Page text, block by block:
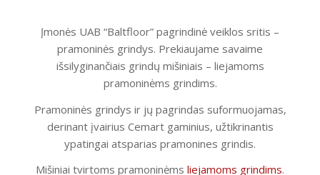
Įmonės UAB “Baltfloor” pagrindinė veiklos sritis –
pramoninės grindys. Prekiaujame savaime
išsilyginančiais grindų mišiniais – liejamoms
pramoninėms grindims.
Pramoninės grindys ir jų pagrindas suformuojamas,
derinant įvairius Cemart gaminius, užtikrinantis
ypatingai atsparias pramonines grindis.
Mišiniai tvirtoms pramoninėms liejamoms grindims.